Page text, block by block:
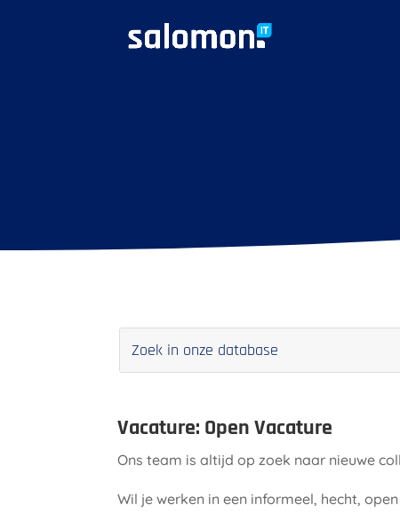
Vacature: Open Vacature
Ons team is altijd op zoek naar nieuwe
Wil je werken in een informeel, hecht,